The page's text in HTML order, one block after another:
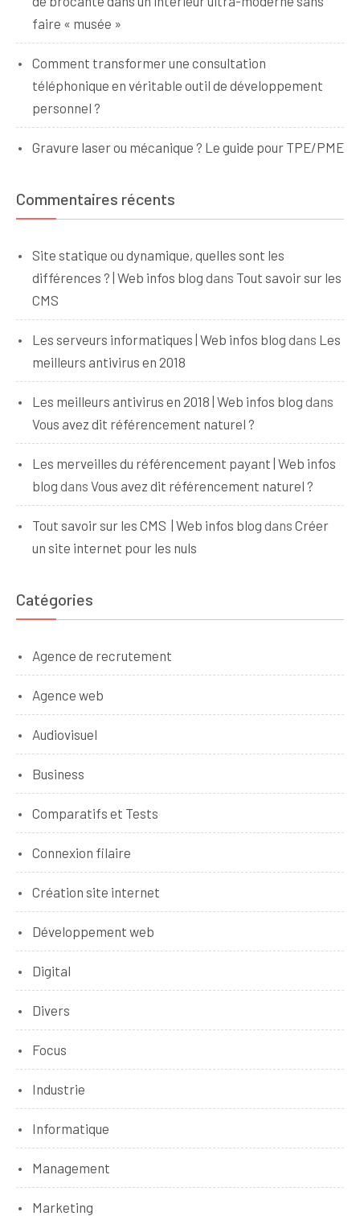
faire « musée »
Comment transformer une consultation
téléphonique en véritable outil de développement
personnel ?
Gravure laser ou mécanique ? Le guide pour TPE/PME
Commentaires récents
Site statique ou dynamique, quelles sont les
différences ? | Web infos blog dans Tout savoir sur les
CMS
Les serveurs informatiques | Web infos blog dans Les
meilleurs antivirus en 2018
Les meilleurs antivirus en 2018 | Web infos blog dans
Vous avez dit référencement naturel ?
Les merveilles du référencement payant | Web infos
blog dans Vous avez dit référencement naturel ?
Tout savoir sur les CMS | Web infos blog dans Créer
un site internet pour les nuls
Catégories
Agence de recrutement
Agence web
Audiovisuel
Business
Comparatifs et Tests
Connexion filaire
Création site internet
Développement web
Digital
Divers
Focus
Industrie
Informatique
Management
Marketing